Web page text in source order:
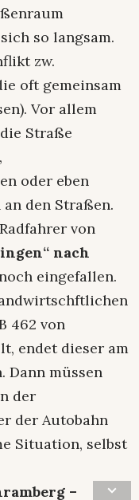
so langsam.
zw.
oft gemeinsam
Vor allem
Straße
oder eben
den Straßen.
von
nach
eingefallen.
462 von
endet dieser am
Dann müssen
der
der Autobahn
Situation, selbst
–